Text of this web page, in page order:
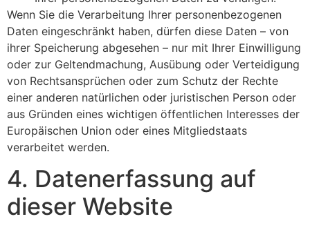
Wenn Sie die Verarbeitung Ihrer personenbezogenen
Daten eingeschränkt haben, dürfen diese Daten – von
ihrer Speicherung abgesehen – nur mit Ihrer Einwilligung
oder zur Geltendmachung, Ausübung oder Verteidigung
von Rechtsansprüchen oder zum Schutz der Rechte
einer anderen natürlichen oder juristischen Person oder
aus Gründen eines wichtigen öffentlichen Interesses der
Europäischen Union oder eines Mitgliedstaats
verarbeitet werden.
4. Datenerfassung auf
dieser Website